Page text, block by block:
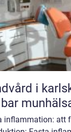
i karlskrona så får du
inflammation: att